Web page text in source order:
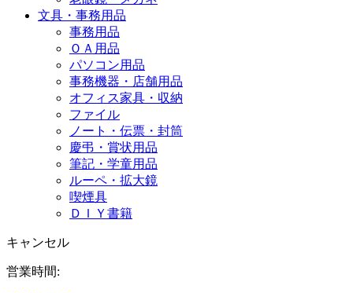
文具・事務用品
事務用品
ＯＡ用品
パソコン用品
事務機器・店舗用品
オフィス家具・収納
ファイル
ノート・伝票・封筒
慶弔・賞状用品
筆記・学童用品
ルーペ・拡大鏡
喫煙具
ＤＩＹ書籍
キャンセル
営業時間: